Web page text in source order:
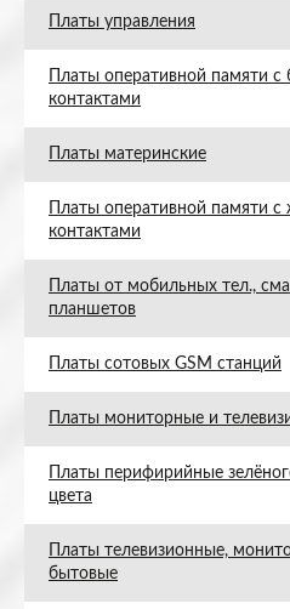
Платы управления
Платы оперативной памяти с
контактами
Платы материнские
Платы оперативной памяти
контактами
Платы от мобильных тел.,
планшетов
Платы сотовых GSM станций
Платы мониторные и
Платы перифирийные
цвета
Платы телевизионные,
бытовые